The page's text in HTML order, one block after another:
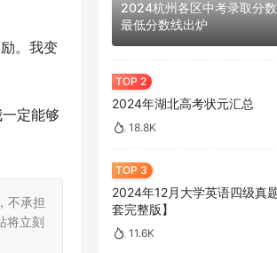
。我变
定能够
不承担
将立刻
2024杭州各区中考录取分
最低分数线出炉
2024年湖北高考状元汇总
18.8K
2024年12月大学英语四级真
套完整版】
11.6K